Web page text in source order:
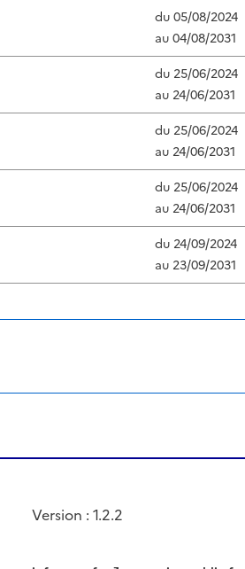
du05/08/2024
au04/08/2031
du 25/06/2024
au 24/06/2031
du 25/06/2024
au 24/06/2031
du 25/06/2024
au 24/06/2031
du 24/09/2024
au 23/09/2031
Version : 1.2.2